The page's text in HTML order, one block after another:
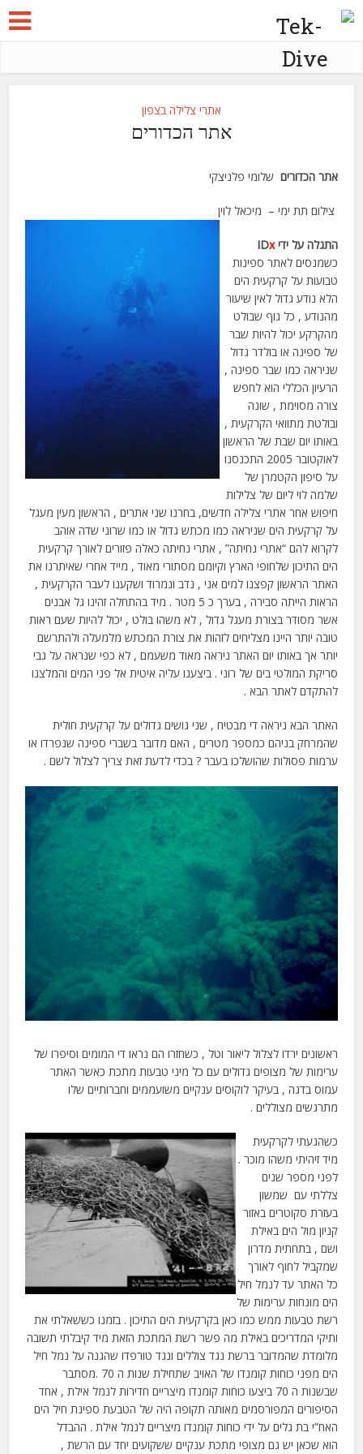
אתרי צלילה בצפון
אתר הכדורים
אתר הכדורים שלומי פלניצקי
צילום תת ימי – מיכאל לוין
התגלה על ידי IDx
כשמנסים לאתר ספינות
טבועות על קרקעית הים
הלא נודע גדול לאין שיעור
מהנודע , כל גוף שבולט
מהקרקע יכול להיות שבר
של ספינה או בולדר גדול
שניראה כמו שבר ספינה ,
הרעיון הכללי הוא לחפש
צורה מסוימת , שונה
ובולטת מתוואי הקרקעית ,
באותו יום שבת של הראשון
לאוקטובר 2005 התכנסנו
על סיפון הקטמרן של
שלמה לוי ליום של צלילות
חיפוש אחר אתרי צלילה חדשים, בחרנו שני אתרים , הראשון מעין מעגל
על קרקעית הים שניראה כמו מכתש גדול או כמו שרוני שדה אוהב
לקרוא להם “אתרי נחיתה” , אתרי נחיתה כאלה פזורים לאורך קרקעית
הים התיכון שלחופי הארץ וקיומם מסתורי מאוד , מייד אחרי שאיתרנו את
האתר הראשון קפצנו למים אני , נדב ונמרוד ושקענו לעבר הקרקעית ,
הראות הייתה סבירה , בערך כ 5 מטר . מיד בהתחלה זהינו גל אבנים
אשר מסודר בצורת מעגל גדול , לא משהו בולט , יכול להיות שעם ראות
טובה יותר היינו מצליחים לזהות את צורת המכתש מלמעלה ולהתרשם
יותר אך באותו יום האתר ניראה מאוד משעמם , לא כפי שנראה על גבי
סריקת המולטי בים של רוני . ביצענו עליה איטית אל פני המים והמלצנו
להתקדם לאתר הבא .
האתר הבא ניראה די מבטיח , שני גושים גדולים על קרקעית חולית
שהמרחק בניהם כמספר מטרים , האם מדובר בשברי ספינה שנפרדו או
ערמות פסולות שהושלכו בעבר ? בכדי לדעת זאת צריך לצלול לשם .
ראשונים ירדו לצלול ליאור וטל , כשחזרו הם נראו די המומים וסיפרו של
ערימות של מצופים גדולים עם כל מיני טבעות מתכת כאשר האתר
עמוס בדגה , בעיקר לוקוסים ענקיים משועממים וחברותיים שלו
מתרגשים מצוללים .
כשהגעתי לקרקעית
מיד זיהיתי משהו מוכר .
לפני מספר שנים
צללתי עם שמשון
בעזרת סקוטרים באזור
קניון מול הים באילת
ושם , בתחתית מדרון
שמקביל לחוף לאורך
כל האתר עד לנמל חיל
הים מונחות ערימות של
רשת טבעות ממש כמו כאן בקרקעית הים התיכון . בזמנו כששאלתי את
ותיקי המדריכים באילת מה פשר רשת המתכת הזאת מיד קיבלתי תשובה
מלומדת שהמדובר ברשת נגד צוללים ונגד טורפדו שהגנה על נמל חיל
הים מפני כוחות קומנדו של האויב שתחילת שנות ה 70 .מסתבר
שבשנות ה 70 ביצעו כוחות קומנדו מיצריים חדירות לנמל אילת , אחד
הסיפורים המפורסמים מאותה תקופה היה של הטבעת ספינת חיל הים
האח”י בת גלים על ידי כוחות קומנדו מיצריים לנמל אילת . ההבדל
הוא שכאן יש גם מצופי מתכת ענקיים ששקועים יחד עם הרשת ,